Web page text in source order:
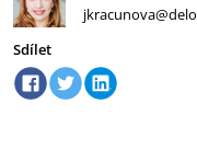
Sdílet